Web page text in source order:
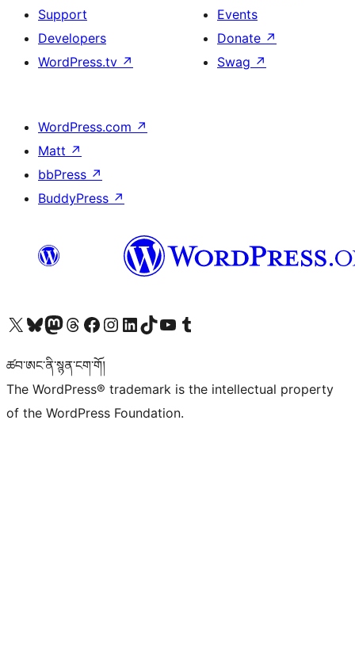
Support
Developers
WordPress.tv ↗
Events
Donate ↗
Swag ↗
WordPress.com ↗
Matt ↗
bbPress ↗
BuddyPress ↗
Visit our X (formerly Twitter) account
Visit our Bluesky account
Visit our Mastodon account
Visit our Threads account
Visit our Facebook page
Visit our Instagram account
Visit our LinkedIn account
Visit our TikTok account
Visit our YouTube channel
Visit our Tumblr account
ཚབ་ཨང་ནི་སྙན་ངག་གོ།
The WordPress® trademark is the intellectual property
of the WordPress Foundation.